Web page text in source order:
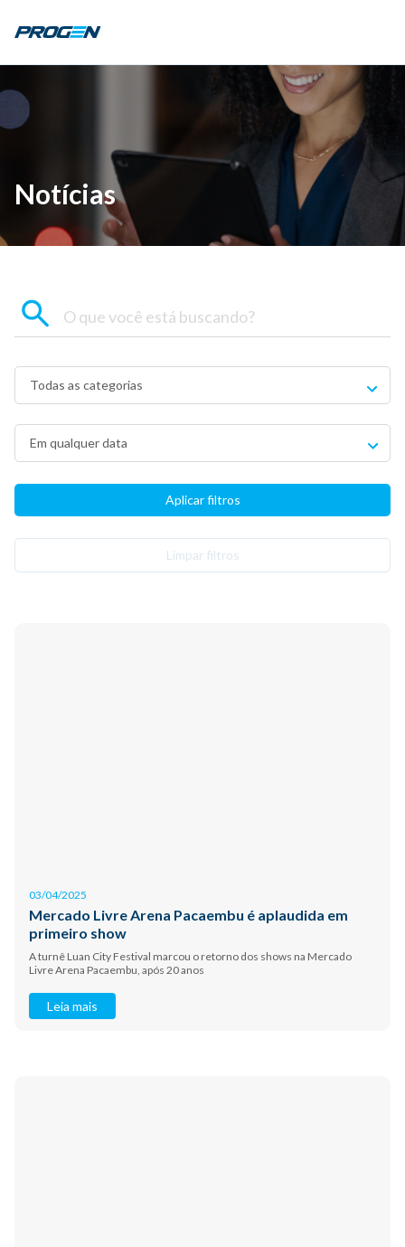
Notícias
Todas as categorias
Limpar filtros
03/04/2025
Mercado Livre Arena Pacaembu é aplaudida em
primeiro show
A turnê Luan City Festival marcou o retorno dos shows na Mercado
Livre Arena Pacaembu, após 20 anos
Leia mais